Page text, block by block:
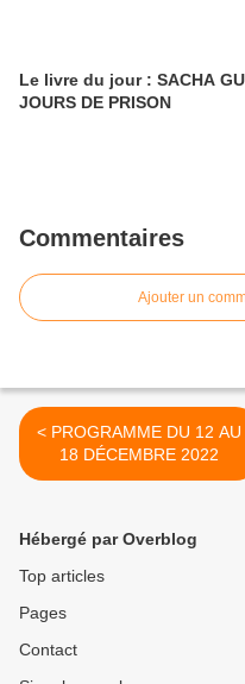
Le livre du jour : SACHA
JOURS DE PRISON
Commentaires
Ajouter un
< PROGRAMME DU 12 AU
18 DÉCEMBRE 2022
Hébergé par Overblog
Top articles
Pages
Contact